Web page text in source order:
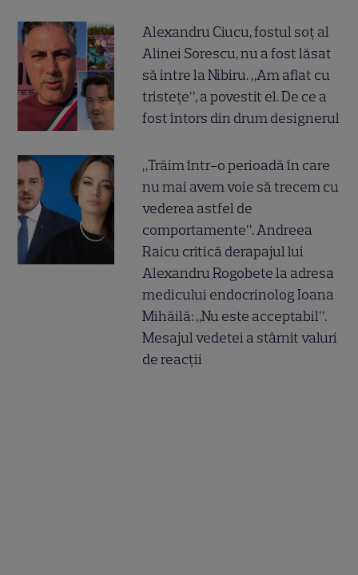
Alexandru Ciucu, fostul soț al
Alinei Sorescu, nu a fost lăsat
să intre la Nibiru. „Am aflat cu
tristețe”, a povestit el. De ce a
fost întors din drum designerul
„Trăim într-o perioadă în care
nu mai avem voie să trecem cu
vederea astfel de
comportamente”. Andreea
Raicu critică derapajul lui
Alexandru Rogobete la adresa
medicului endocrinolog Ioana
Mihăilă: „Nu este acceptabil”.
Mesajul vedetei a stârnit valuri
de reacții